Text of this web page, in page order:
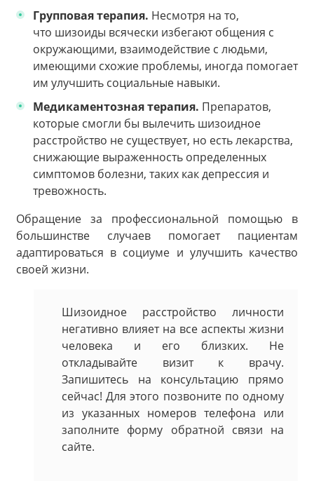
Групповая терапия. Несмотря на то,
что шизоиды всячески избегают общения с
окружающими, взаимодействие с людьми,
имеющими схожие проблемы, иногда помогает
им улучшить социальные навыки.
Медикаментозная терапия. Препаратов,
которые смогли бы вылечить шизоидное
расстройство не существует, но есть лекарства,
снижающие выраженность определенных
симптомов болезни, таких как депрессия и
тревожность.
Обращение за профессиональной помощью в
большинстве случаев помогает пациентам
адаптироваться в социуме и улучшить качество
своей жизни.
Шизоидное расстройство личности
негативно влияет на все аспекты жизни
человека и его близких. Не
откладывайте визит к врачу.
Запишитесь на консультацию прямо
сейчас! Для этого позвоните по одному
из указанных номеров телефона или
заполните форму обратной связи на
сайте.